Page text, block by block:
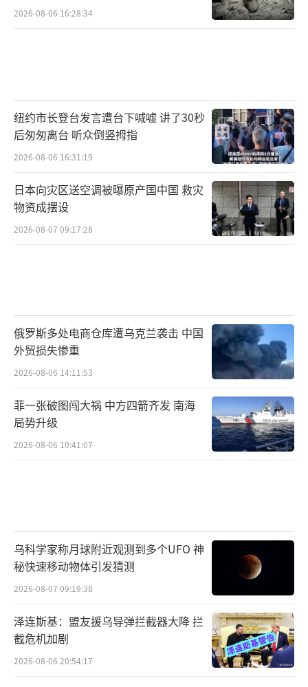
2026-08-06 16:28:34
纽约市长登台发言遭台下喊嘘 讲了30秒
后匆匆离台 听众倒竖拇指
2026-08-06 16:31:19
日本向灾区送空调被曝原产国中国 救灾
物资成摆设
2026-08-07 09:17:28
俄罗斯多处电商仓库遭乌克兰袭击 中国
外贸损失惨重
2026-08-06 14:11:53
菲一张破图闯大祸 中方四箭齐发 南海
局势升级
2026-08-06 10:41:07
乌科学家称月球附近观测到多个UFO 神
秘快速移动物体引发猜测
2026-08-07 09:19:38
泽连斯基：盟友援乌导弹拦截器大降 拦
截危机加剧
2026-08-06 20:54:17